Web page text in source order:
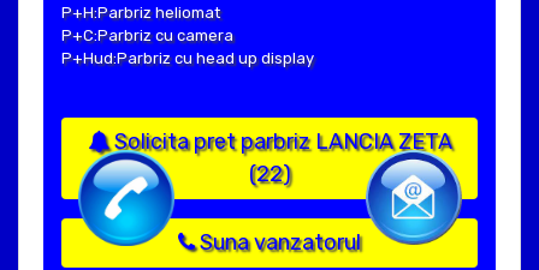
P+H:Parbriz heliomat
P+C:Parbriz cu camera
P+Hud:Parbriz cu head up display
Solicita pret parbriz LANCIA ZETA
(22)
Suna vanzatorul